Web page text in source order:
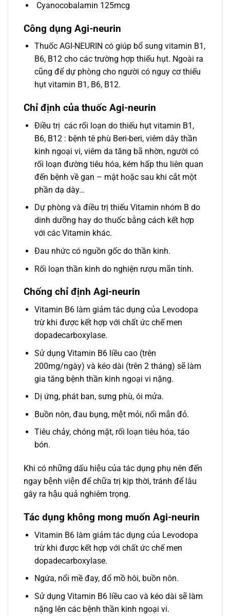
Cyanocobalamin 125mcg
Công dụng Agi-neurin
Thuốc AGI-NEURIN có giúp bổ sung vitamin B1,
B6, B12 cho các trường hợp thiếu hụt. Ngoài ra
cũng để dự phòng cho người có nguy cơ thiếu
hụt vitamin B1, B6, B12.
Chỉ định của thuốc Agi-neurin
Điều trị các rối loạn do thiếu hụt vitamin B1,
B6, B12 : bệnh tê phù Beri-beri, viêm dây thần
kinh ngoại vi, viêm da tăng bã nhờn, người có
rối loạn đường tiêu hóa, kém hấp thu liên quan
đến bệnh về gan – mật hoặc sau khi cắt một
phần dạ dày…
Dự phòng và điều trị thiếu Vitamin nhóm B do
dinh dưỡng hay do thuốc bằng cách kết hợp
với các Vitamin khác.
Đau nhức có nguồn gốc do thần kinh.
Rối loạn thần kinh do nghiện rượu mãn tính.
Chống chỉ định Agi-neurin
Vitamin B6 làm giảm tác dụng của Levodopa
trừ khi được kết hợp với chất ức chế men
dopadecarboxylase.
Sử dụng Vitamin B6 liều cao (trên
200mg/ngày) và kéo dài (trên 2 tháng) sẽ làm
gia tăng bệnh thần kinh ngoại vi nặng.
Dị ứng, phát ban, sưng phù, ói mửa.
Buồn nôn, đau bụng, mệt mỏi, nổi mẫn đỏ.
Tiêu chảy, chóng mặt, rối loạn tiêu hóa, táo
bón.
Khi có những dấu hiệu của tác dụng phụ nên đến
ngay bệnh viện để chữa trị kịp thời, tránh để lâu
gây ra hậu quả nghiêm trọng.
Tác dụng không mong muốn Agi-neurin
Vitamin B6 làm giảm tác dụng của Levodopa
trừ khi được kết hợp với chất ức chế men
dopadecarboxylase.
Ngứa, nổi mề đay, đổ mồ hôi, buồn nôn.
Sử dụng Vitamin B6 liều cao và kéo dài sẽ làm
nặng lên các bệnh thần kinh ngoại vi.